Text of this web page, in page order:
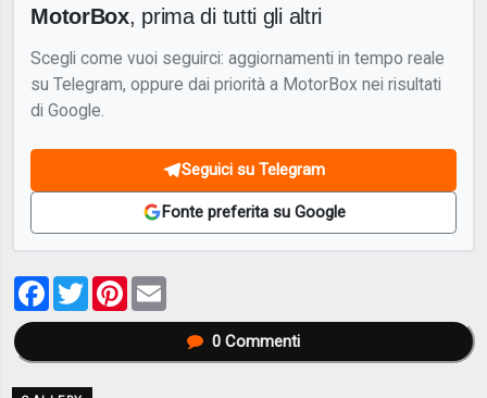
MotorBox, prima di tutti gli altri
Scegli come vuoi seguirci: aggiornamenti in tempo reale
su Telegram, oppure dai priorità a MotorBox nei risultati
di Google.
Seguici su Telegram
Fonte preferita su Google
Facebook
TwitterPinterest
0Commenti